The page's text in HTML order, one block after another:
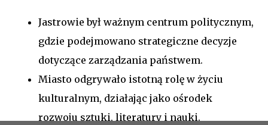
Jastrowie był ważnym centrum politycznym,
gdzie podejmowano strategiczne decyzje
dotyczące zarządzania państwem.
Miasto odgrywało istotną rolę w życiu
kulturalnym, działając jako ośrodek
rozwoju sztuki, literatury i nauki.